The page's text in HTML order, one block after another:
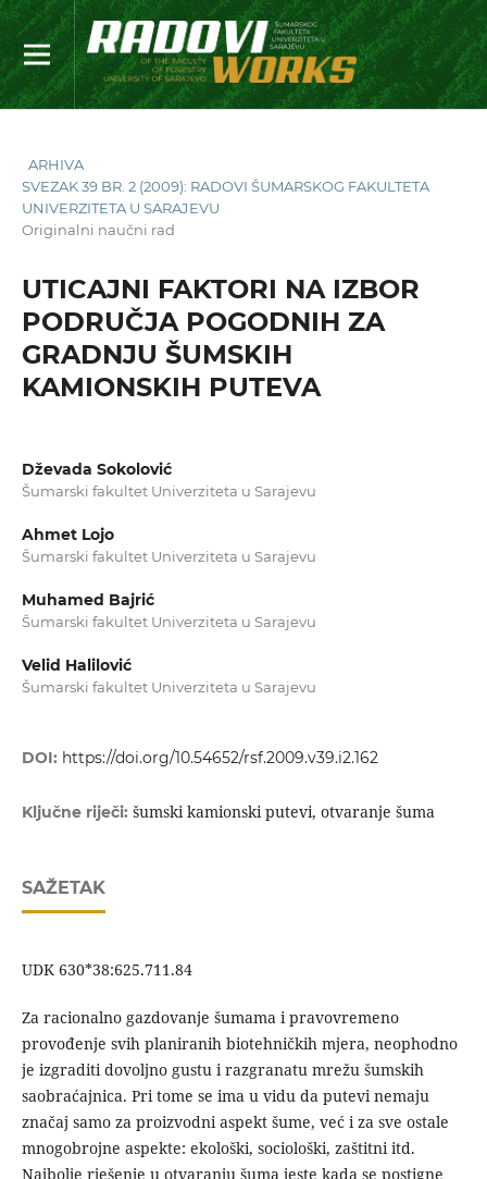
ARHIVA
SVEZAK 39 BR. 2 (2009): RADOVI ŠUMARSKOG FAKULTETA
UNIVERZITETA U SARAJEVU
Originalni naučni rad
UTICAJNI FAKTORI NA IZBOR
PODRUČJA POGODNIH ZA
GRADNJU ŠUMSKIH
KAMIONSKIH PUTEVA
Dževada Sokolović
Šumarski fakultet Univerziteta u Sarajevu
Ahmet Lojo
Šumarski fakultet Univerziteta u Sarajevu
Muhamed Bajrić
Šumarski fakultet Univerziteta u Sarajevu
Velid Halilović
Šumarski fakultet Univerziteta u Sarajevu
DOI: https://doi.org/10.54652/rsf.2009.v39.i2.162
Ključne riječi: šumski kamionski putevi, otvaranje šuma
SAŽETAK
UDK 630*38:625.711.84
Za racionalno gazdovanje šumama i pravovremeno
provođenje svih planiranih biotehničkih mjera, neophodno
je izgraditi dovoljno gustu i razgranatu mrežu šumskih
saobraćajnica. Pri tome se ima u vidu da putevi nemaju
značaj samo za proizvodni aspekt šume, već i za sve ostale
mnogobrojne aspekte: ekološki, sociološki, zaštitni itd.
Najbolje rješenje u otvaranju šuma jeste kada se postigne